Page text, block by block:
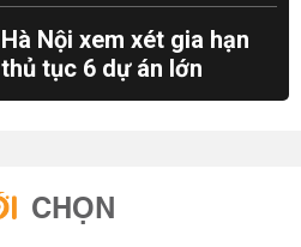
Hà Nội xem xét gia hạn
thủ tục 6 dự án lớn
CHỌN